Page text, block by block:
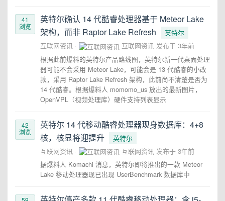
41
浏览
英特尔确认 14 代酷睿处理器基于 Meteor Lake
架构，而非 Raptor Lake Refresh
英特尔
互联网资讯
互联网资讯 发布于 3年前
根据此前爆料的英特尔产品路线图，英特尔新一代桌面处理
器可能不会采用 Meteor Lake，可能会是 13 代酷睿的小改
款，采用 Raptor Lake Refresh 架构，此前尚不清楚是否为
14 代酷睿。根据爆料人 momomo_us 放出的最新图片，
OpenVPL（视频处理库）硬件支持列表显示
42
浏览
英特尔 14 代移动酷睿处理器现身数据库：4+8
核，核显将迎提升
英特尔
互联网资讯
互联网资讯 发布于 3年前
据爆料人 Komachi 消息，英特尔即将推出的一款 Meteor
Lake 移动处理器现已出现 UserBenchmark 数据库中